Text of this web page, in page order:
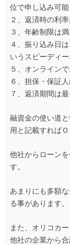
位で申し込み可能
２、返済時の利
３、年齢制限は
４、振り込み日
いうスピーディ
５、オンライン
６、担保・保証
７、返済期間は
融資金の使い道
用と記載すればＯ
他社からローン
す。
あまりにも多額
る事があります。
また、オリコカ
他社の企業から